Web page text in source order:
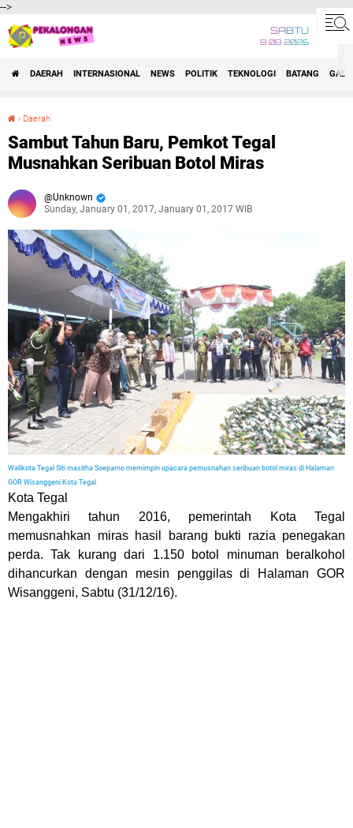
-->
SABTU
8 08 2026
DAERAH INTERNASIONAL NEWS POLITIK TEKNOLOGI BATANG
› Daerah
Sambut Tahun Baru, Pemkot Tegal
Musnahkan Seribuan Botol Miras
Unknown
Sunday, January 01, 2017, January 01, 2017 WIB
Walikota Tegal Siti masitha Soeparno memimpin upacara pemusnahan seribuan botol miras di Halaman
GOR Wisanggeni Kota Tegal
Kota Tegal
Mengakhiri tahun 2016, pemerintah Kota Tegal
memusnahkan miras hasil barang bukti razia penegakan
perda. Tak kurang dari 1.150 botol minuman beralkohol
dihancurkan dengan mesin penggilas di Halaman GOR
Wisanggeni, Sabtu (31/12/16).